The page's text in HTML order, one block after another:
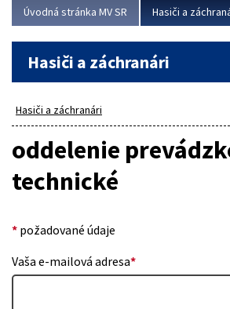
Úvodná stránka MV SR Hasiči a
Hasiči a záchranári
Hasiči a záchranári
oddelenie
technické
* požadované údaje
Vaša e-mailová adresa*